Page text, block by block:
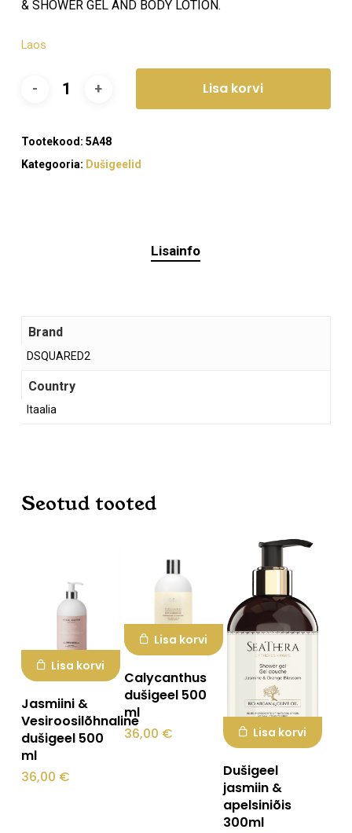
Ostukorvis ei ole tooteid.
& SHOWER GEL AND BODY LOTION.
Laos
Lisa korvi
Tootekood: 5A48
Kategooria: Dušigeelid
Lisainfo
Brand
DSQUARED2
Country
Itaalia
Seotud tooted
Lisa korvi
Jasmiini &
Vesiroosilõhnaline
dušigeel 500
ml
36,00 €
Lisa korvi
Calycanthus
dušigeel 500
ml
36,00 € Lisa korvi
Dušigeel
jasmiin &
apelsiniõis
300ml